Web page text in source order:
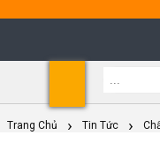
Trang Chủ Tin Tức